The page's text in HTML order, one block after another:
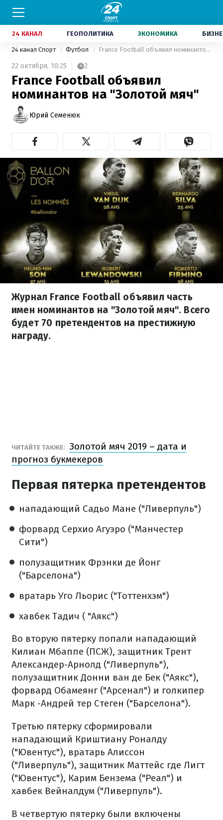
24 КАНАЛ ГЕОПОЛИТИКА ЭКОНОМИКА
24 канал Спорт Футбол France Football объявил номинантов на "Золотой мяч"
22 октября, 10:25 2
France Football объявил
номинантов на "Золотой мяч"
Юрий Семенюк
Журнал France Football объявил часть
имен номинантов на "Золотой мяч". Всего
будет 70 претендентов на престижную
награду.
ЧИТАЙТЕ ТАКЖЕ: Золотой мяч 2019 – дата и
прогноз букмекеров
Первая пятерка претендентов
нападающий Садьо Мане ("Ливерпуль")
форвард Серхио Агуэро ("Манчестер
Сити")
полузащитник Фрэнки де Йонг
("Барселона")
вратарь Уго Льорис ("Тоттенхэм")
хавбек Тадич ( "Аякс")
Во вторую пятерку попали нападающий
Килиан Мбаппе (ПСЖ), защитник Трент
Александер-Арнолд ("Ливерпуль"),
полузащитник Донни ван де Бек ("Аякс"),
форвард Обамеянг ("Арсенал") и голкипер
Марк -Андрей тер Стеген ("Барселона").
Третью пятерку сформировали
нападающий Криштиану Роналду
("Ювентус"), вратарь Алиссон
("Ливерпуль"), защитник Маттейс где Лигт
("Ювентус"), Карим Бензема ("Реал") и
хавбек Вейналдум ("Ливерпуль").
В четвертую пятерку были включены